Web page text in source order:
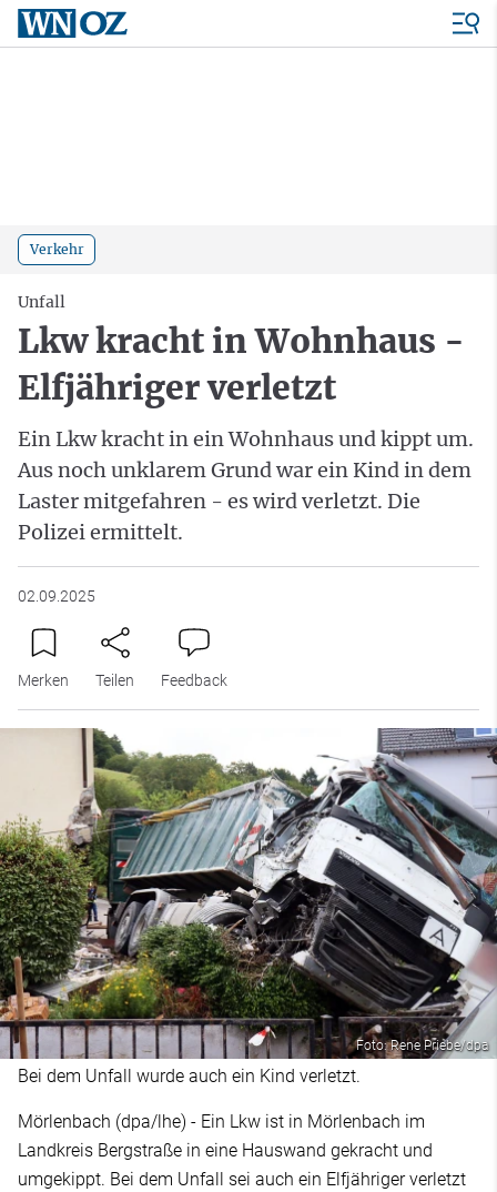
Verkehr
Unfall
Lkw kracht in Wohnhaus -
Elfjähriger verletzt
Ein Lkw kracht in ein Wohnhaus und kippt um.
Aus noch unklarem Grund war ein Kind in dem
Laster mitgefahren - es wird verletzt. Die
Polizei ermittelt.
02.09.2025
Merken Teilen Feedback
Foto: Rene Priebe/dpa
Bei dem Unfall wurde auch ein Kind verletzt.
Mörlenbach (dpa/lhe) - Ein Lkw ist in Mörlenbach im
Landkreis Bergstraße in eine Hauswand gekracht und
umgekippt. Bei dem Unfall sei auch ein Elfjähriger verletzt